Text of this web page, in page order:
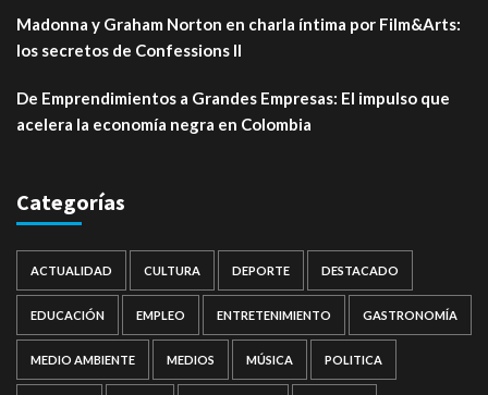
Madonna y Graham Norton en charla íntima por Film&Arts:
los secretos de Confessions II
De Emprendimientos a Grandes Empresas: El impulso que
acelera la economía negra en Colombia
Categorías
ACTUALIDAD CULTURA DEPORTE DESTACADO
EDUCACIÓN EMPLEO ENTRETENIMIENTO GASTRONOMÍA
MEDIO AMBIENTE MEDIOS MÚSICA POLITICA